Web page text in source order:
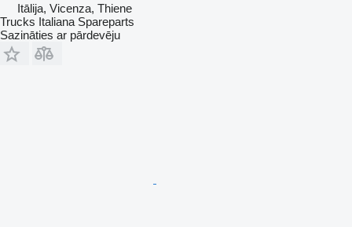
Itālija, Vicenza, Thiene
Trucks Italiana Spareparts
Sazināties ar pārdevēju